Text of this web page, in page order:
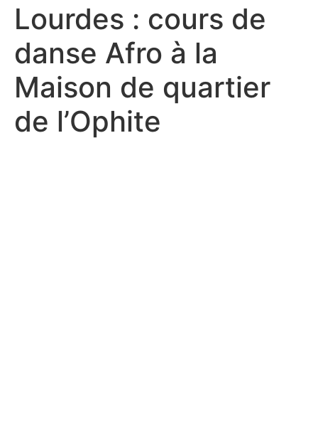
Lourdes : cours de
danse Afro à la
Maison de quartier
de l’Ophite